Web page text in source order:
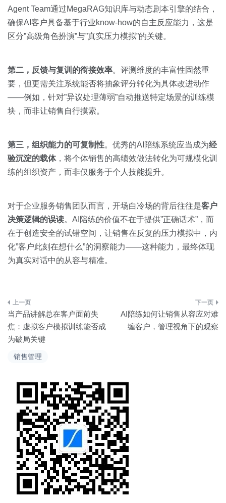
销售管理
Agent Team通过MegaRAG知识库与动态剧本引擎的结合，
确保AI客户具备基于行业know-how的自主反应能力，这是
区分”高级角色扮演”与”真实压力模拟”的关键。
第二，反馈与复训的衔接效率。评测维度的丰富性固然重
要，但更需关注系统能否将抽象评分转化为具体改进动作
——例如，针对”异议处理薄弱”自动推送特定场景的训练模
块，而非让销售自行摸索。
第三，组织能力的可复制性。优秀的AI陪练系统应当成为经
验沉淀的载体，将个体销售的高绩效做法转化为可规模化训
练的组织资产，而非仅服务于个人技能提升。
对于企业服务销售团队而言，开场白冷场的背后往往是客户
决策逻辑的误读。AI陪练的价值不在于提供”正确话术”，而
在于创造安全的试错空间，让销售在反复的压力模拟中，内
化”客户此刻在想什么”的洞察能力——这种能力，最终体现
为真实对话中的从容与精准。
文
章
导
当产品讲解总在客户面前失
焦：虚拟客户模拟训练能否成
为破局关键
AI陪练如何让销售从容应对难
缠客户，管理视角下的观察